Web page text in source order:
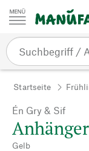
Zum Inhalt springen
Startseite
Én Gry & Sif
Gelb